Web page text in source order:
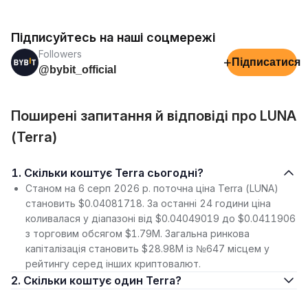
Підписуйтесь на наші соцмережі
Followers
@bybit_official
+ Підписатися
Поширені запитання й відповіді про LUNA
(Terra)
1. Скільки коштує Terra сьогодні?
Станом на 6 серп 2026 р. поточна ціна Terra (LUNA)
становить $0.04081718. За останні 24 години ціна
коливалася у діапазоні від $0.04049019 до $0.0411906
з торговим обсягом $1.79M. Загальна ринкова
капіталізація становить $28.98M із №647 місцем у
рейтингу серед інших криптовалют.
2. Скільки коштує один Terra?